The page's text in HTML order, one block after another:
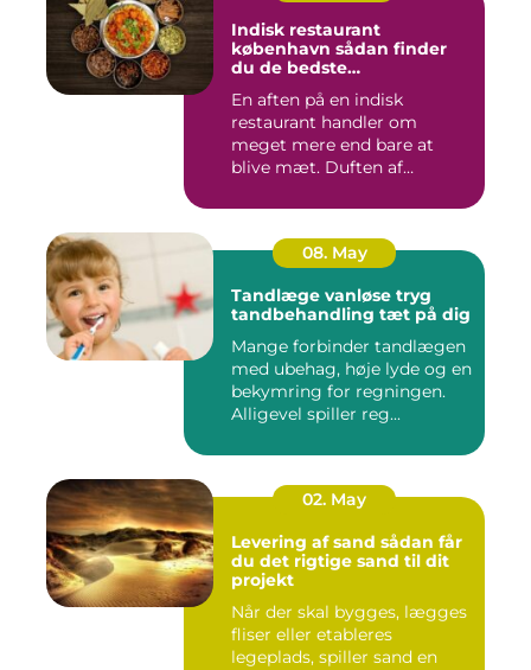
Indisk restaurant
københavn sådan finder
du de bedste
En aften på en indisk
restaurant handler om
meget mere end bare at
blive mæt. Duften af
08. May
Tandlæge vanløse tryg
tandbehandling tæt på dig
Mange forbinder tandlægen
med ubehag, høje lyde og en
bekymring for regningen.
Alligevel spiller reg...
02. May
Levering af sand sådan får
du det rigtige sand til dit
projekt
Når der skal bygges, lægges
fliser eller etableres
legeplads, spiller sand en